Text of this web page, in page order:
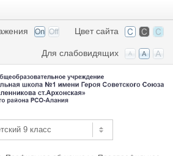
Цвет сайта
Для слабовидящих